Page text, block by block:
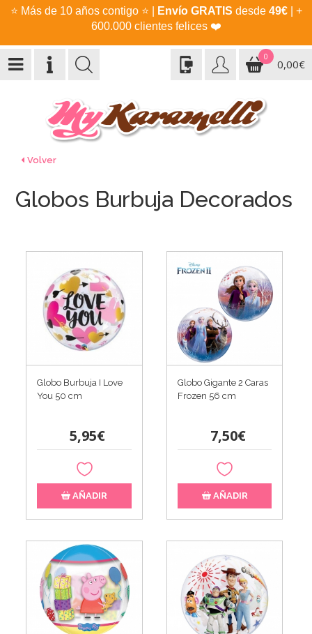
⭐ Más de 10 años contigo ⭐ Envío GRATIS desde 49€| +
600.000 clientes felices ❤️
0
0,00€
Volver
Globos Burbuja Decorados
Globo Burbuja I Love
You 50 cm
5,95€
AÑADIR
Globo Gigante 2 Caras
Frozen 56 cm
7,50€
AÑADIR